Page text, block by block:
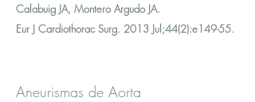
Calabuig JA, Montero Argudo JA.
Eur J Cardiothorac Surg. 2013 Jul;44(2):e149-55.
Aneurismas de Aorta